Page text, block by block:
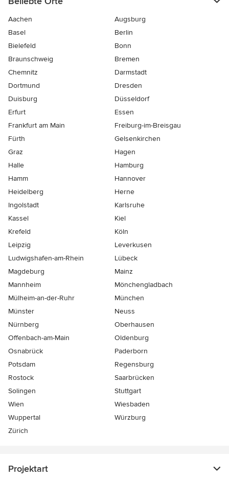
Aachen
Augsburg
Basel
Berlin
Bielefeld
Bonn
Braunschweig
Bremen
Chemnitz
Darmstadt
Dortmund
Dresden
Duisburg
Düsseldorf
Erfurt
Essen
Frankfurt am Main
Freiburg-im-Breisgau
Fürth
Gelsenkirchen
Graz
Hagen
Halle
Hamburg
Hamm
Hannover
Heidelberg
Herne
Ingolstadt
Karlsruhe
Kassel
Kiel
Krefeld
Köln
Leipzig
Leverkusen
Ludwigshafen-am-Rhein
Lübeck
Magdeburg
Mainz
Mannheim
Mönchen­gladbach
Mülheim-an-der-Ruhr
München
Münster
Neuss
Nürnberg
Oberhausen
Offenbach-am-Main
Oldenburg
Osnabrück
Paderborn
Potsdam
Regensburg
Rostock
Saarbrücken
Solingen
Stuttgart
Wien
Wiesbaden
Wuppertal
Würzburg
Zürich
Projektart